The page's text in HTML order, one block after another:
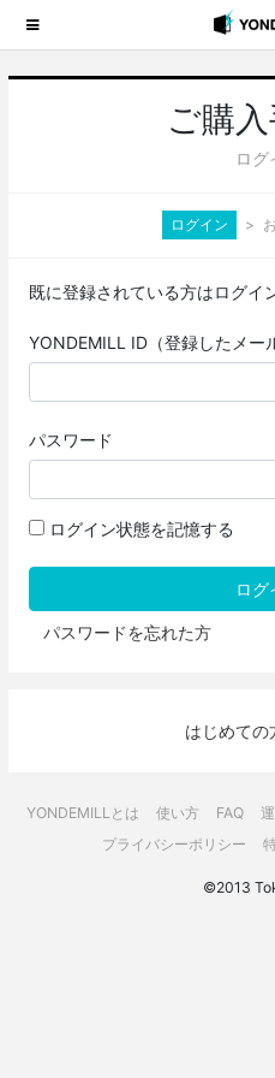
ご購
ログ
ログイン
既に登録されている方はログイ
YONDEMILL ID（登録したメー
パスワード
ログイン状態を記憶する
パスワードを忘れた方
はじめての
YONDEMILLとは 使い方 FAQ
プライバシーポリシー
©2013